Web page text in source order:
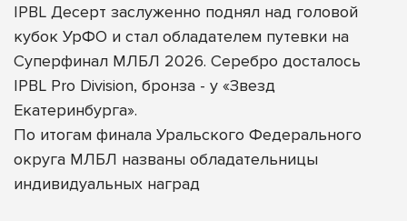
IPBL Десерт заслуженно поднял над головой
кубок УрФО и стал обладателем путевки на
Суперфинал МЛБЛ 2026. Серебро досталось
IPBL Pro Division, бронза - у «Звезд
Екатеринбурга».
По итогам финала Уральского Федерального
округа МЛБЛ названы обладательницы
индивидуальных наград